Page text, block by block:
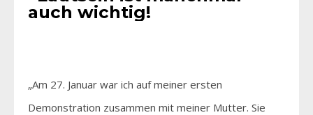
auch wichtig!
„Am 27. Januar war ich auf meiner ersten
Demonstration zusammen mit meiner Mutter. Sie